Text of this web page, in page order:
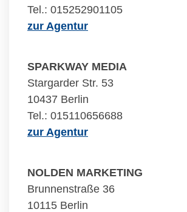
Tel.: 015252901105
zur Agentur
SPARKWAY MEDIA
Stargarder Str. 53
10437 Berlin
Tel.: 015110656688
zur Agentur
NOLDEN MARKETING
Brunnenstraße 36
10115 Berlin